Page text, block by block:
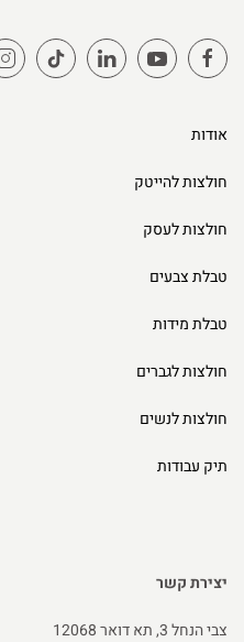
אודות
חולצות להייטק
חולצות לעסק
טבלת צבעים
טבלת מידות
חולצות לגברים
חולצות לנשים
תיק עבודות
יצירת קשר
צבי הנחל 3, תא דואר 12068